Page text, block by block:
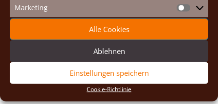
Marketing Marketing
Alle Cookies
Ablehnen
Einstellungen speichern
Cookie-Richtlinie
2023(13)
2022(9)
2020(2)